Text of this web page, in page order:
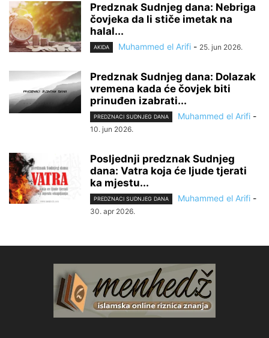
Predznak Sudnjeg dana: Nebriga
čovjeka da li stiče imetak na
halal...
AKIDA Muhammed el Arifi - 25. jun 2026.
Predznak Sudnjeg dana: Dolazak
vremena kada će čovjek biti
prinuđen izabrati...
PREDZNACI SUDNJEG DANA Muhammed el Arifi -
10. jun 2026.
Posljednji predznak Sudnjeg
dana: Vatra koja će ljude tjerati
ka mjestu...
PREDZNACI SUDNJEG DANA Muhammed el Arifi -
30. apr 2026.